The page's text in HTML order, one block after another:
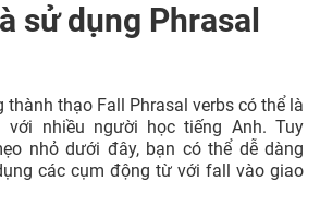
sử dụng Phrasal
thành thạo Fall Phrasal verbs có thể là
nhiều người học tiếng Anh. Tuy
nhỏ dưới đây, bạn có thể dễ dàng
các cụm động từ với fall vào giao